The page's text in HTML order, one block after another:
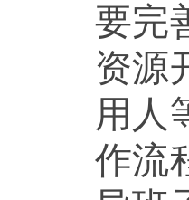
要完
资源
用人
作流